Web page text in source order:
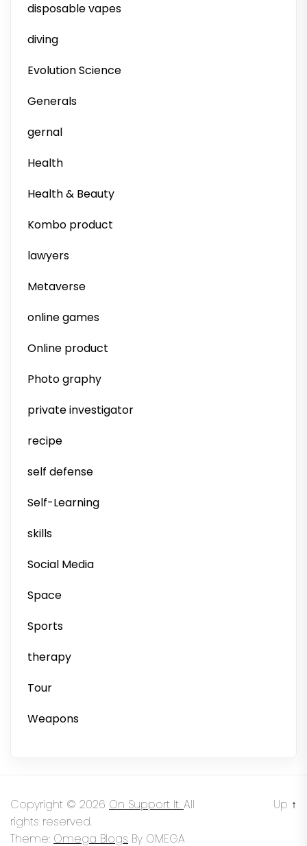
disposable vapes
diving
Evolution Science
Generals
gernal
Health
Health & Beauty
Kombo product
lawyers
Metaverse
online games
Online product
Photo graphy
private investigator
recipe
self defense
Self-Learning
skills
Social Media
Space
Sports
therapy
Tour
Weapons
Copyright © 2026 On Support It. All
rights reserved.
Theme: Omega Blogs By OMEGA
Up ↑